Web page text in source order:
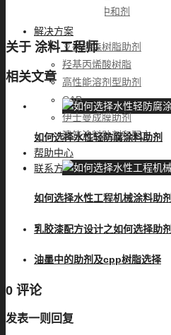
胺中和剂
解决方案
艾得瑞森树脂助剂
羟基丙烯酸树脂
高性能溶剂型助剂
CAB
伊士曼成膜助剂
建筑涂料助剂和配方
帮助中心
联系方式
关于 涂料工程师
相关文章
如何选择水性轻防腐涂料助剂
如何选择水性工程机械涂料助剂
乳胶漆配方设计之如何选择助剂
油墨中的助剂及cpp树脂选择
0 评论
发表一则回复